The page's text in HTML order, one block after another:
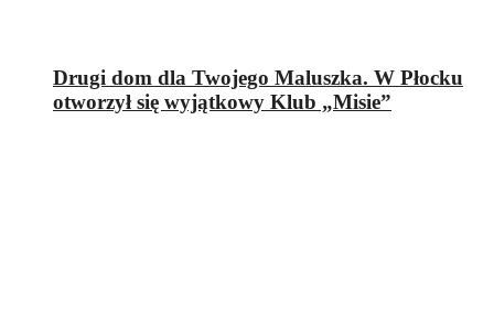
Drugi dom dla Twojego Maluszka. W Płocku
otworzył się wyjątkowy Klub „Misie”